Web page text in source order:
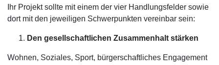
Ihr Projekt sollte mit einem der vier Handlungsfelder sowie
dort mit den jeweiligen Schwerpunkten vereinbar sein:
Den gesellschaftlichen Zusammenhalt stärken
Wohnen, Soziales, Sport, bürgerschaftliches Engagement